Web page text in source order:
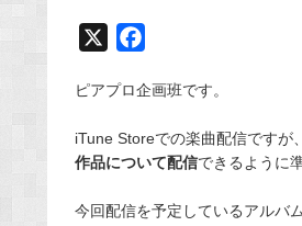
c
o
ピアプロ企画班です。
iTune Storeでの楽曲配信ですが、
作品について配信できるように
今回配信を予定しているアルバム